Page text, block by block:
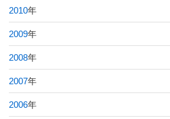
2010年
2009年
2008年
2007年
2006年